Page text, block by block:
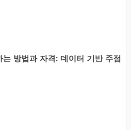
방법과 자격: 데이터 기반 주점